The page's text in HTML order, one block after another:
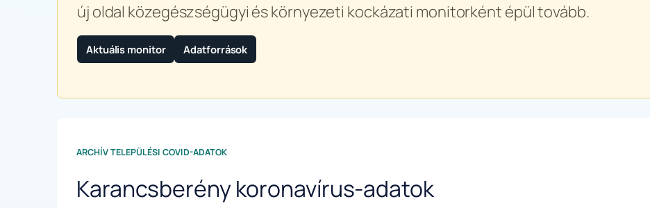
új oldal közegészségügyi és környezeti kockázati monitorként épül tovább.
Aktuális monitor Adatforrások
ARCHÍV TELEPÜLÉSI COVID-ADATOK
Karancsberény koronavírus-adatok